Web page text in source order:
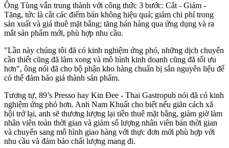
Ông Tùng vẫn trung thành với công thức 3 bước: Cắt - Giảm -
Tăng, tức là cắt các điểm bán không hiệu quả; giảm chi phí trong
sản xuất và giá thuê mặt bằng; tăng bán hàng qua ứng dụng và ra
mắt sản phẩm mới, phù hợp nhu cầu.
"Lần này chúng tôi đã có kinh nghiệm ứng phó, những dịch chuyển
cần thiết cũng đã làm xong và mô hình kinh doanh cũng đã tối ưu
hơn", ông nói đã cho bộ phận kho hàng chuẩn bị sẵn nguyên liệu để
có thể đảm bảo giá thành sản phẩm.
Tương tự, 89’s Presso hay Kin Đee - Thai Gastropub nói đã có kinh
nghiệm ứng phó hơn. Anh Nam Khuất cho biết nếu giãn cách xã
hội trở lại, anh sẽ thương lượng lại tiền thuê mặt bằng, giảm giờ làm
nhân viên toàn thời gian và giảm số lượng nhân viên bán thời gian
và chuyển sang mô hình giao hàng với thực đơn mới phù hợp với
nhu cầu và đảm bảo chất lượng mang đi.